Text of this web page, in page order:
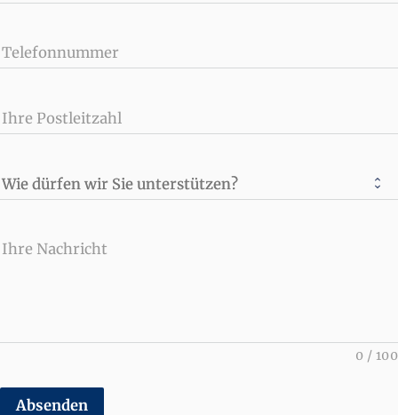
Telefonnummer
Ihre Postleitzahl
Wie dürfen wir Sie unterstützen?
Ihre Nachricht
0 / 100
Absenden